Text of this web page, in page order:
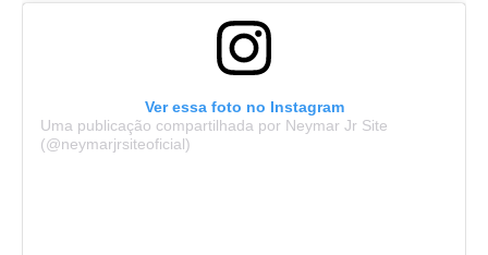
Ver essa foto no Instagram
Uma publicação compartilhada por Neymar Jr Site
(@neymarjrsiteoficial)